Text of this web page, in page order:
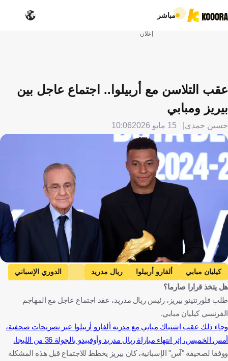
مباشر
إعلان
عقب التلاسن مع أربيلوا.. اجتماع عاجل بين
بيريز ومبابي
حسين حمدي 15 مايو 2026 10:06
Getty Images
كيليان مبابي ألفارو أربيلوا ريال مدريد
الدوري الإسباني
فرنسا
إسبانيا
هل يتخذ قرارا صارما؟
طلب فلورنتينو بيريز، رئيس ريال مدريد، عقد اجتماع عاجل مع المهاجم
الفرنسي كيليان مبابي.
وجاء ذلك عقب اشتباك مبابي مع مدربه ألفارو أربيلوا عبر تصريحات صحفية،
أمس الخميس، إثر انتهاء مباراة ريال مدريد وأوفييدو بالجولة 36 من الليجا.
ووفقا لصحيفة "آس" الإسبانية، كان بيريز يخطط للاجتماع قبل هذه المشكلة